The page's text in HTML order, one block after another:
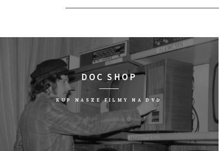
DOC SHOP
KUP NASZE FILMY NA DVD